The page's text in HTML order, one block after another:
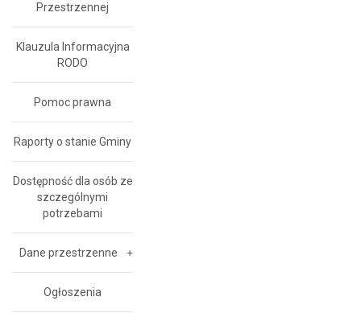
Przestrzennej
Klauzula Informacyjna
RODO
Pomoc prawna
Raporty o stanie Gminy
Dostępność dla osób ze
szczególnymi
potrzebami
Dane przestrzenne
Ogłoszenia